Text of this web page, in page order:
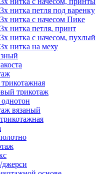
нитка петля под варенку
нитка с начесом Пике
нитка петля, принт
нитка с начесом, пухлый
нитка на меху
трикотаж
вязаный
джерси